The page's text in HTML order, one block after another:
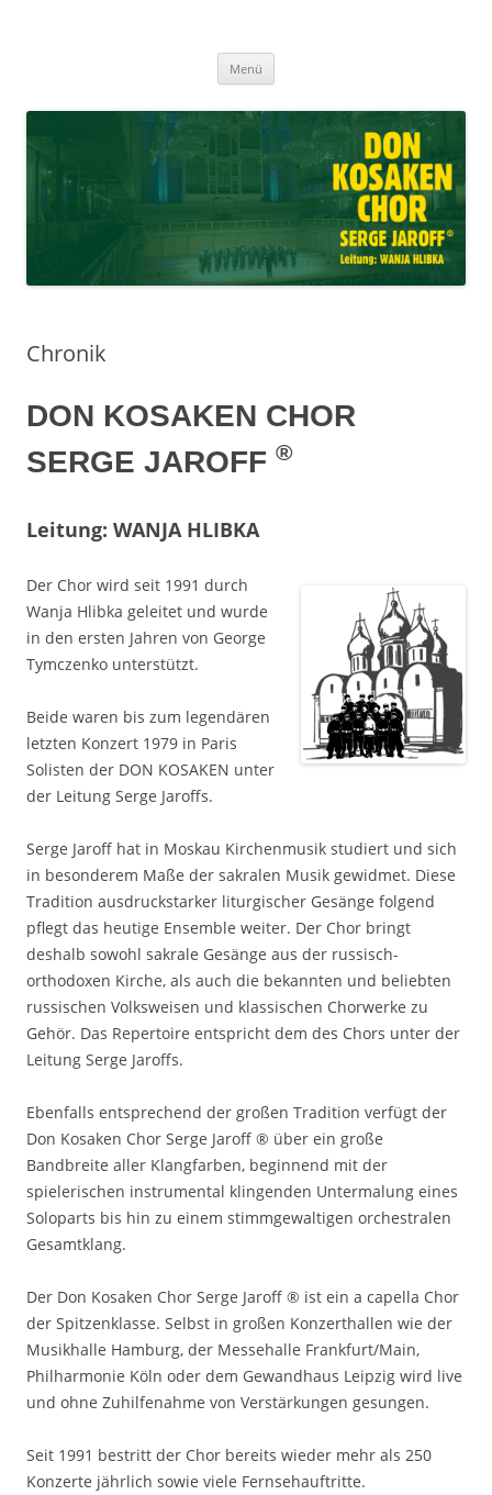
Leitung: Wanja Hlibka
Menü
Chronik
DON KOSAKEN CHOR
SERGE JAROFF ®
Leitung: WANJA HLIBKA
Der Chor wird seit 1991 durch
Wanja Hlibka geleitet und wurde
in den ersten Jahren von George
Tymczenko unterstützt.
Beide waren bis zum legendären
letzten Konzert 1979 in Paris
Solisten der DON KOSAKEN unter
der Leitung Serge Jaroffs.
Serge Jaroff hat in Moskau Kirchenmusik studiert und sich
in besonderem Maße der sakralen Musik gewidmet. Diese
Tradition ausdruckstarker liturgischer Gesänge folgend
pflegt das heutige Ensemble weiter. Der Chor bringt
deshalb sowohl sakrale Gesänge aus der russisch-
orthodoxen Kirche, als auch die bekannten und beliebten
russischen Volksweisen und klassischen Chorwerke zu
Gehör. Das Repertoire entspricht dem des Chors unter der
Leitung Serge Jaroffs.
Ebenfalls entsprechend der großen Tradition verfügt der
Don Kosaken Chor Serge Jaroff ® über ein große
Bandbreite aller Klangfarben, beginnend mit der
spielerischen instrumental klingenden Untermalung eines
Soloparts bis hin zu einem stimmgewaltigen orchestralen
Gesamtklang.
Der Don Kosaken Chor Serge Jaroff ® ist ein a capella Chor
der Spitzenklasse. Selbst in großen Konzerthallen wie der
Musikhalle Hamburg, der Messehalle Frankfurt/Main,
Philharmonie Köln oder dem Gewandhaus Leipzig wird live
und ohne Zuhilfenahme von Verstärkungen gesungen.
Seit 1991 bestritt der Chor bereits wieder mehr als 250
Konzerte jährlich sowie viele Fernsehauftritte.